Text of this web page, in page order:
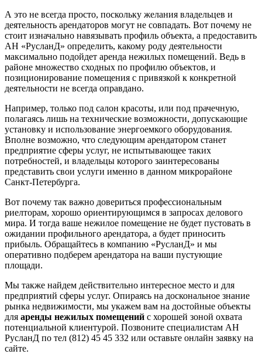
А это не всегда просто, поскольку желания владельцев и
деятельность арендаторов могут не совпадать. Вот почему не
стоит изначально навязывать профиль объекта, а предоставить
АН «РусланД» определить, какому роду деятельности
максимально подойдет аренда нежилых помещений. Ведь в
районе множество сходных по профилю объектов, и
позиционирование помещения с привязкой к конкретной
деятельности не всегда оправдано.
Например, только под салон красоты, или под прачечную,
полагаясь лишь на технические возможности, допускающие
установку и использование энергоемкого оборудования.
Вполне возможно, что следующим арендатором станет
предприятие сферы услуг, не испытывающее таких
потребностей, и владельцы которого заинтересованы
представить свои услуги именно в данном микрорайоне
Санкт-Петербурга.
Вот почему так важно довериться профессиональным
риелторам, хорошо ориентирующимся в запросах делового
мира. И тогда ваше нежилое помещение не будет пустовать в
ожидании профильного арендатора, а будет приносить
прибыль. Обращайтесь в компанию «РусланД» и мы
оперативно подберем арендатора на ваши пустующие
площади.
Мы также найдем действительно интересное место и для
предприятий сферы услуг. Опираясь на доскональное знание
рынка недвижимости, мы укажем вам на достойные объекты
для аренды нежилых помещений с хорошей зоной охвата
потенциальной клиентурой. Позвоните специалистам АН
РусланД по тел (812) 45 45 332 или оставьте онлайн заявку на
сайте.